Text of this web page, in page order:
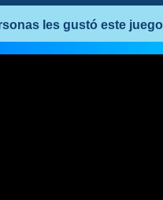
les gustó este juego